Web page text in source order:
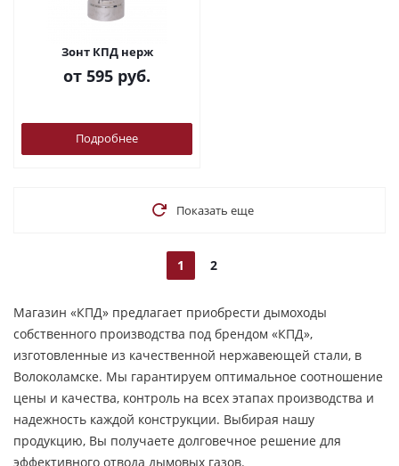
Зонт КПД нерж
от 595 руб.
Подробнее
Показать еще
1 2
Магазин «КПД» предлагает приобрести дымоходы
собственного производства под брендом «КПД»,
изготовленные из качественной нержавеющей стали, в
Волоколамске. Мы гарантируем оптимальное соотношение
цены и качества, контроль на всех этапах производства и
надежность каждой конструкции. Выбирая нашу
продукцию, Вы получаете долговечное решение для
эффективного отвода дымовых газов.